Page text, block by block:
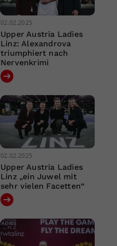
02.02.2025
Upper Austria Ladies
Linz: Alexandrova
triumphiert nach
Nervenkrimi
02.02.2025
Upper Austria Ladies
Linz „ein Juwel mit
sehr vielen Facetten“